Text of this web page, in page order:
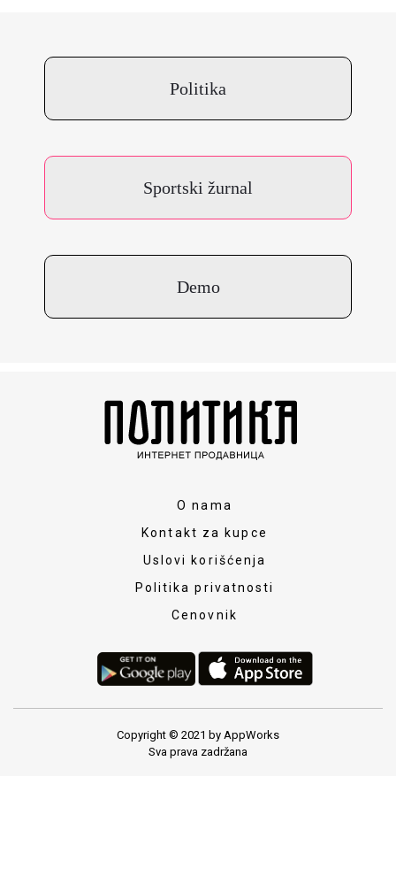
Politika
Sportski žurnal
Demo
O nama
Kontakt za kupce
Uslovi korišćenja
Politika privatnosti
Cenovnik
Copyright © 2021 by AppWorks
Sva prava zadržana